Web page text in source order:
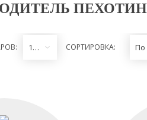
12 СОРТИРОВКА: По